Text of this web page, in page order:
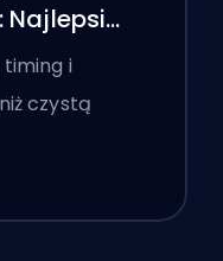
Najlepsi
timing i
czystą